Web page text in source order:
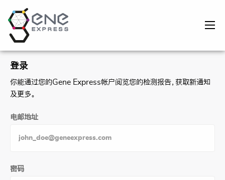
登录
你能通过您的Gene Express帐户阅览您的检测报告，获取新通知
及更多。
电邮地址​
密码